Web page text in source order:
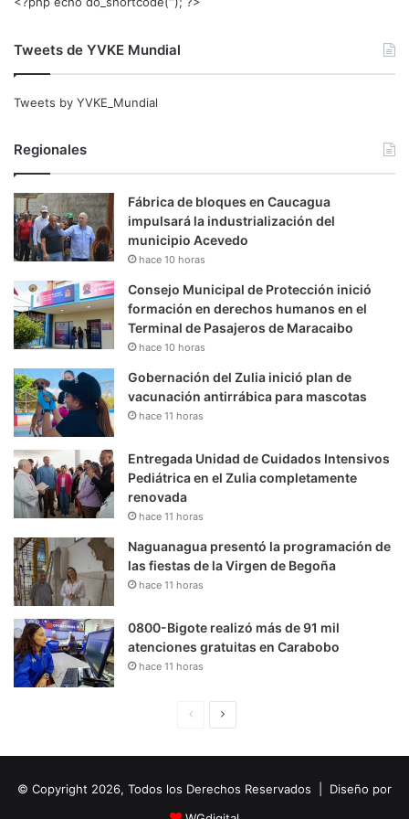
Tweets de YVKE Mundial
Tweets by YVKE_Mundial
Regionales
Fábrica de bloques en Caucagua
impulsará la industrialización del
municipio Acevedo
hace 10 horas
Consejo Municipal de Protección inició
formación en derechos humanos en el
Terminal de Pasajeros de Maracaibo
hace 10 horas
Gobernación del Zulia inició plan de
vacunación antirrábica para mascotas
hace 11 horas
Entregada Unidad de Cuidados Intensivos
Pediátrica en el Zulia completamente
renovada
hace 11 horas
Naguanagua presentó la programación de
las fiestas de la Virgen de Begoña
hace 11 horas
0800-Bigote realizó más de 91 mil
atenciones gratuitas en Carabobo
hace 11 horas
i
u
© Copyright 2026, Todos los Derechos Reservados | Diseño por